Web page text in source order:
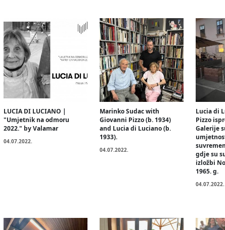
LUCIA DI LUCIANO |
"Umjetnik na odmoru
2022." by Valamar
04.07.2022.
Marinko Sudac with
Giovanni Pizzo (b. 1934)
and Lucia di Luciano (b.
1933).
04.07.2022.
Lucia di
Pizzo
Galerije
gdje su
izložbi
1965. g.
04.07.2022.